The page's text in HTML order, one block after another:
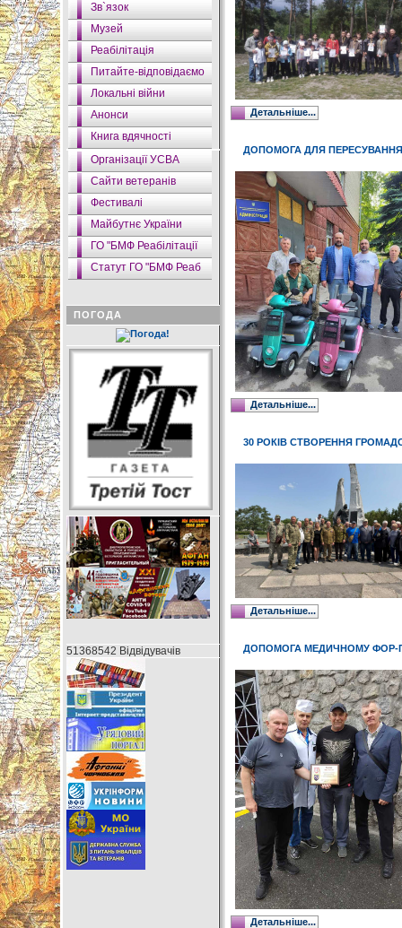
Зв`язок
Музей
Реабілітація
Питайте-відповідаємо
Локальні війни
Анонси
Книга вдячності
Організації УСВА
Сайти ветеранів
Фестивалі
Майбутнє України
ГО "БМФ Реабілітації
Статут ГО "БМФ Реаб
ПОГОДА
51368542 Відвідувачів
Детальніше...
ДОПОМОГА ДЛЯ ПЕРЕСУВАННЯ
Детальніше...
30 РОКІВ СТВОРЕННЯ
Детальніше...
ДОПОМОГА МЕДИЧНОМУ ФОР-
Детальніше...